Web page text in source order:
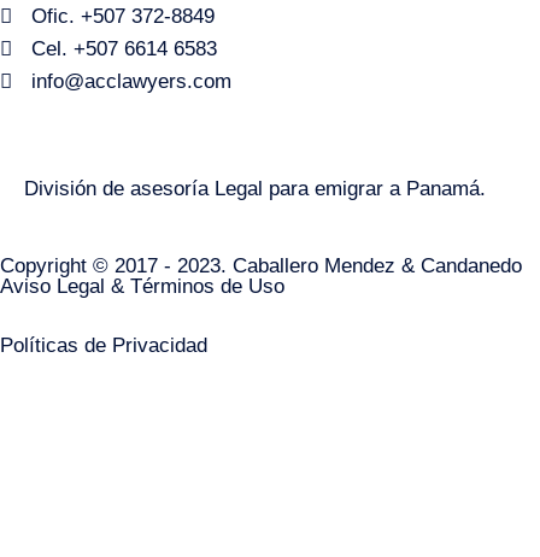
Ofic. +507 372-8849
Cel. +507 6614 6583
info@acclawyers.com
División de asesoría Legal para emigrar a Panamá.
Copyright © 2017 - 2023. Caballero Mendez & Candanedo
Aviso Legal & Términos de Uso
Políticas de Privacidad